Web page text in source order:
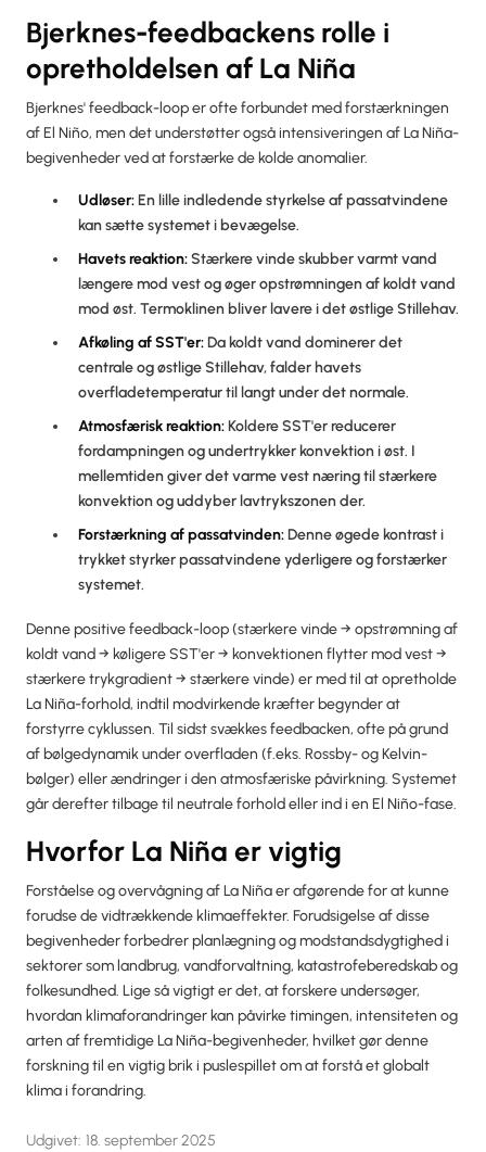
Bjerknes-feedbackens rolle i
opretholdelsen af La Niña
Bjerknes' feedback-loop er ofte forbundet med forstærkningen
af El Niño, men det understøtter også intensiveringen af La Niña-
begivenheder ved at forstærke de kolde anomalier.
Udløser:En lille indledende styrkelse af passatvindene
kan sætte systemet i bevægelse.
Havets reaktion:Stærkere vinde skubber varmt vand
længere mod vest og øger opstrømningen af koldt vand
mod øst. Termoklinen bliver lavere i det østlige Stillehav.
Afkøling af SST'er:Da koldt vand dominerer det
centrale og østlige Stillehav, falder havets
overfladetemperatur til langt under det normale.
Atmosfærisk reaktion:Koldere SST'er reducerer
fordampningen og undertrykker konvektion i øst. I
mellemtiden giver det varme vest næring til stærkere
konvektion og uddyber lavtrykszonen der.
Forstærkning af passatvinden:Denne øgede kontrast i
trykket styrker passatvindene yderligere og forstærker
systemet.
Denne positive feedback-loop (stærkere vinde → opstrømning af
koldt vand → køligere SST'er → konvektionen flytter mod vest →
stærkere trykgradient → stærkere vinde) er med til at opretholde
La Niña-forhold, indtil modvirkende kræfter begynder at
forstyrre cyklussen. Til sidst svækkes feedbacken, ofte på grund
af bølgedynamik under overfladen (f.eks. Rossby- og Kelvin-
bølger) eller ændringer i den atmosfæriske påvirkning. Systemet
går derefter tilbage til neutrale forhold eller ind i en El Niño-fase.
Hvorfor La Niña er vigtig
Forståelse og overvågning af La Niña er afgørende for at kunne
forudse de vidtrækkende klimaeffekter. Forudsigelse af disse
begivenheder forbedrer planlægning og modstandsdygtighed i
sektorer som landbrug, vandforvaltning, katastrofeberedskab og
folkesundhed. Lige så vigtigt er det, at forskere undersøger,
hvordan klimaforandringer kan påvirke timingen, intensiteten og
arten af fremtidige La Niña-begivenheder, hvilket gør denne
forskning til en vigtig brik i puslespillet om at forstå et globalt
klima i forandring.
Udgivet: 18. september 2025